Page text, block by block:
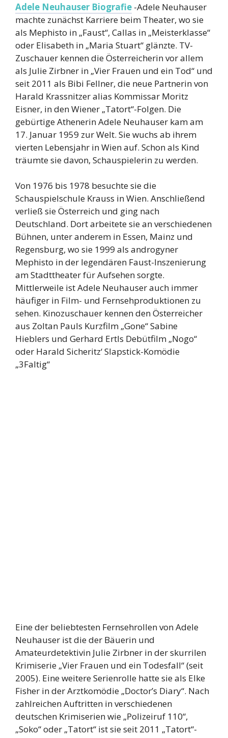
Adele Neuhauser Biografie -Adele Neuhauser
machte zunächst Karriere beim Theater, wo sie
als Mephisto in „Faust“, Callas in „Meisterklasse“
oder Elisabeth in „Maria Stuart“ glänzte. TV-
Zuschauer kennen die Österreicherin vor allem
als Julie Zirbner in „Vier Frauen und ein Tod“ und
seit 2011 als Bibi Fellner, die neue Partnerin von
Harald Krassnitzer alias Kommissar Moritz
Eisner, in den Wiener „Tatort“-Folgen. Die
gebürtige Athenerin Adele Neuhauser kam am
17. Januar 1959 zur Welt. Sie wuchs ab ihrem
vierten Lebensjahr in Wien auf. Schon als Kind
träumte sie davon, Schauspielerin zu werden.
Von 1976 bis 1978 besuchte sie die
Schauspielschule Krauss in Wien. Anschließend
verließ sie Österreich und ging nach
Deutschland. Dort arbeitete sie an verschiedenen
Bühnen, unter anderem in Essen, Mainz und
Regensburg, wo sie 1999 als androgyner
Mephisto in der legendären Faust-Inszenierung
am Stadttheater für Aufsehen sorgte.
Mittlerweile ist Adele Neuhauser auch immer
häufiger in Film- und Fernsehproduktionen zu
sehen. Kinozuschauer kennen den Österreicher
aus Zoltan Pauls Kurzfilm „Gone“ Sabine
Hieblers und Gerhard Ertls Debütfilm „Nogo“
oder Harald Sicheritz‘ Slapstick-Komödie
„3Faltig“
Eine der beliebtesten Fernsehrollen von Adele
Neuhauser ist die der Bäuerin und
Amateurdetektivin Julie Zirbner in der skurrilen
Krimiserie „Vier Frauen und ein Todesfall“ (seit
2005). Eine weitere Serienrolle hatte sie als Elke
Fisher in der Arztkomödie „Doctor’s Diary“. Nach
zahlreichen Auftritten in verschiedenen
deutschen Krimiserien wie „Polizeiruf 110“,
„Soko“ oder „Tatort“ ist sie seit 2011 „Tatort“-